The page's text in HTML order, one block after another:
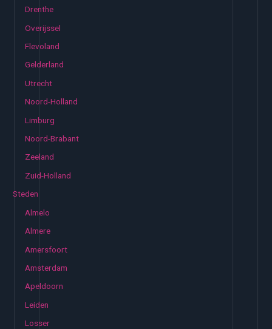
Drenthe
Overijssel
Flevoland
Gelderland
Utrecht
Noord-Holland
Limburg
Noord-Brabant
Zeeland
Zuid-Holland
Steden
Almelo
Almere
Amersfoort
Amsterdam
Apeldoorn
Leiden
Losser